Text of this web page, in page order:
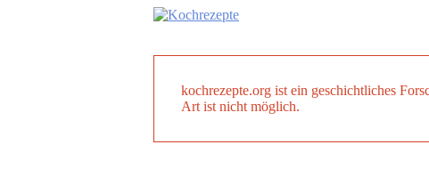
kochrezepte.org ist ein geschichtliches
Art ist nicht möglich.